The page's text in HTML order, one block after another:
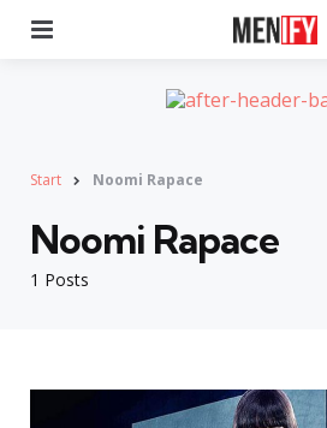
Start Noomi Rapace
1 Posts
Noomi Rapace